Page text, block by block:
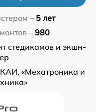
– 5 лет
– 980
стедикамов и экшн-
«Мехатроника и